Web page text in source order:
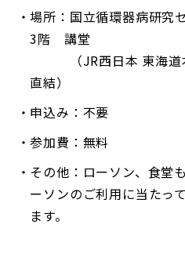
場所：国立循環器病研
3階 講堂
（JR西日本 東海道
直結）
申込み：不要
参加費：無料
その他：ローソン、食堂
ーソンのご利用に当たっ
ます。